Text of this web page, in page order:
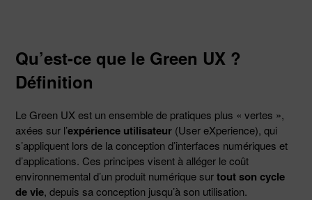
Qu’est-ce que le Green UX ?
Définition
Le Green UX est un ensemble de pratiques plus « vertes »,
axées sur l’expérience utilisateur (User eXperience), qui
s’appliquent lors de la conception d’interfaces numériques et
d’applications. Ces principes visent à alléger le coût
environnemental d’un produit numérique surtout son cycle
de vie, depuis sa conception jusqu’à son utilisation.